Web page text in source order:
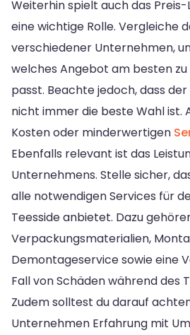
Weiterhin spielt auch das
eine wichtige Rolle. Vergleiche
verschiedener Unternehmen,
welches Angebot am besten
passt. Beachte jedoch, dass
nicht immer die beste Wahl
Kosten oder minderwertigen
Ebenfalls relevant ist das
Unternehmens. Stelle sicher,
alle notwendigen Services für
Teesside anbietet. Dazu
Verpackungsmaterialien,
Demontageservice sowie eine
Fall von Schäden während des
Zudem solltest du darauf
Unternehmen Erfahrung mit